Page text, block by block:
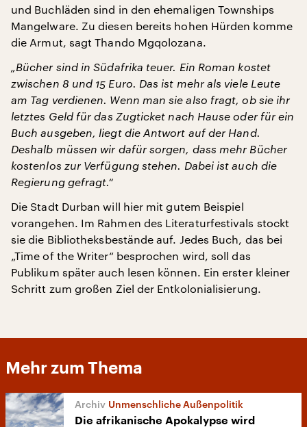
und Buchläden sind in den ehemaligen Townships
Mangelware. Zu diesen bereits hohen Hürden komme
die Armut, sagt Thando Mgqolozana.
„Bücher sind in Südafrika teuer. Ein Roman kostet
zwischen 8 und 15 Euro. Das ist mehr als viele Leute
am Tag verdienen. Wenn man sie also fragt, ob sie ihr
letztes Geld für das Zugticket nach Hause oder für ein
Buch ausgeben, liegt die Antwort auf der Hand.
Deshalb müssen wir dafür sorgen, dass mehr Bücher
kostenlos zur Verfügung stehen. Dabei ist auch die
Regierung gefragt.“
Die Stadt Durban will hier mit gutem Beispiel
vorangehen. Im Rahmen des Literaturfestivals stockt
sie die Bibliotheksbestände auf. Jedes Buch, das bei
„Time of the Writer“ besprochen wird, soll das
Publikum später auch lesen können. Ein erster kleiner
Schritt zum großen Ziel der Entkolonialisierung.
Mehr zum Thema
Unmenschliche Außenpolitik
Die afrikanische Apokalypse wird